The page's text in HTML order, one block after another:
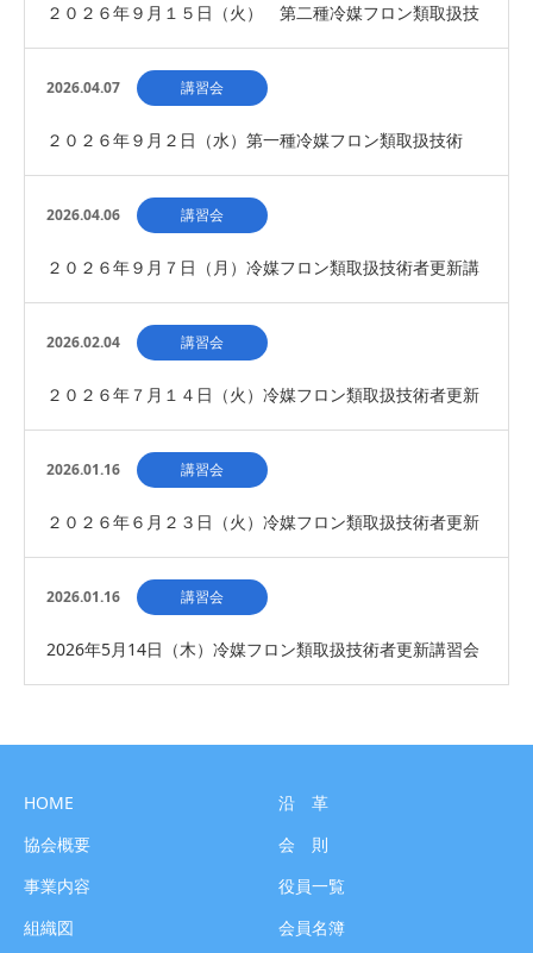
２０２６年９月１５日（火） 第二種冷媒フロン類取扱技
術者 新規講習会 開催について(募集締め切り）
2026.04.07 講習会
２０２６年９月２日（水）第一種冷媒フロン類取扱技術
者 新規講習会 開催について
2026.04.06 講習会
２０２６年９月７日（月）冷媒フロン類取扱技術者更新講
習会 開催について
2026.02.04 講習会
２０２６年７月１４日（火）冷媒フロン類取扱技術者更新
講習会 開催について（募集締め切り）
2026.01.16 講習会
２０２６年６月２３日（火）冷媒フロン類取扱技術者更新
講習会 開催について(募集締め切り）
2026.01.16 講習会
2026年5月14日（木）冷媒フロン類取扱技術者更新講習会
HOME
協会概要
事業内容
組織図
沿 革
会 則
役員一覧
会員名簿